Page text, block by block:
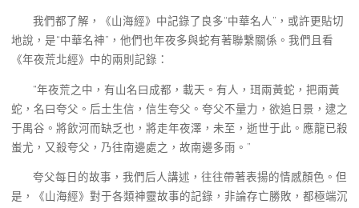
我們都了解，《山海經》中記錄了良多“中華名人”，或許更貼切
地說，是“中華名神”，他們也年夜多與蛇有著聯繫關係。我們且看
《年夜荒北經》中的兩則記錄：
“年夜荒之中，有山名曰成都，載天。有人，珥兩黃蛇，把兩黃
蛇，名曰夸父。后土生信，信生夸父。夸父不量力，欲追日景，逮之
于禺谷。將飲河而缺乏也，將走年夜澤，未至，逝世于此。應龍已殺
蚩尤，又殺夸父，乃往南邊處之，故南邊多雨。”
夸父每日的故事，我們后人講述，往往帶著表揚的情感顏色。但
是，《山海經》對于各類神靈故事的記錄，非論存亡勝敗，都極端沉